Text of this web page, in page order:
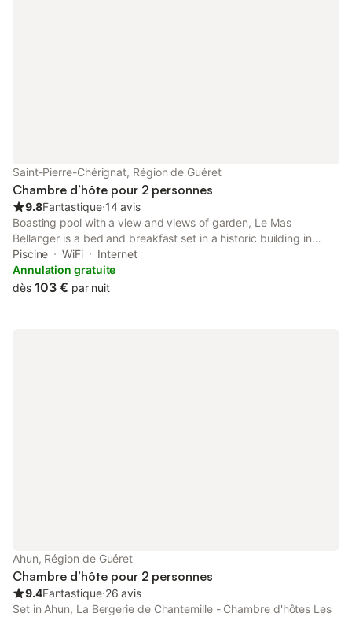
Saint-Pierre-Chérignat, Région de Guéret
Chambre d’hôte pour 2 personnes
9.8Fantastique⋅14 avis
Boasting pool with a view and views of garden, Le Mas
Bellanger is a bed and breakfast set in a historic building in
Saint-Pierre-Chérignat, 35 km from ESTER Limoges Technopole.
Piscine WiFi
Internet
Annulation gratuite
dès 103 € par nuit
Ahun, Région de Guéret
Chambre d’hôte pour 2 personnes
9.4Fantastique⋅26 avis
Set in Ahun, La Bergerie de Chantemille - Chambre d'hôtes Les